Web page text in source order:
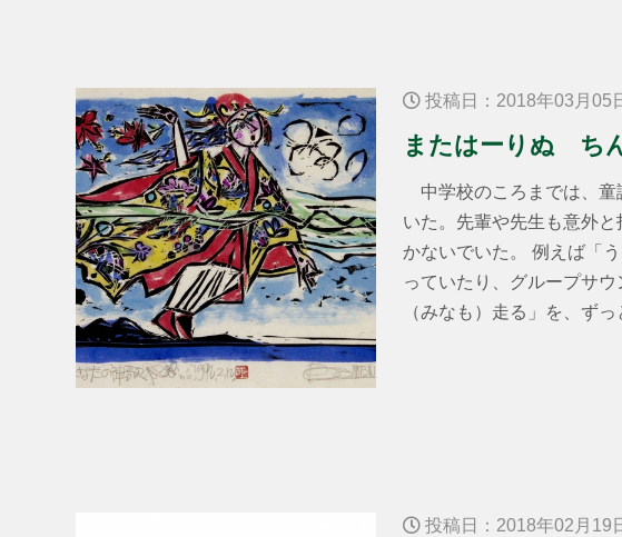
投稿日：2018年03月05
またはーりぬ ち
中学校のころまでは、童
いた。先輩や先生も意外
かないでいた。 例えば「
っていたり、グループサ
（みなも）走る」を、ず
投稿日：2018年02月19